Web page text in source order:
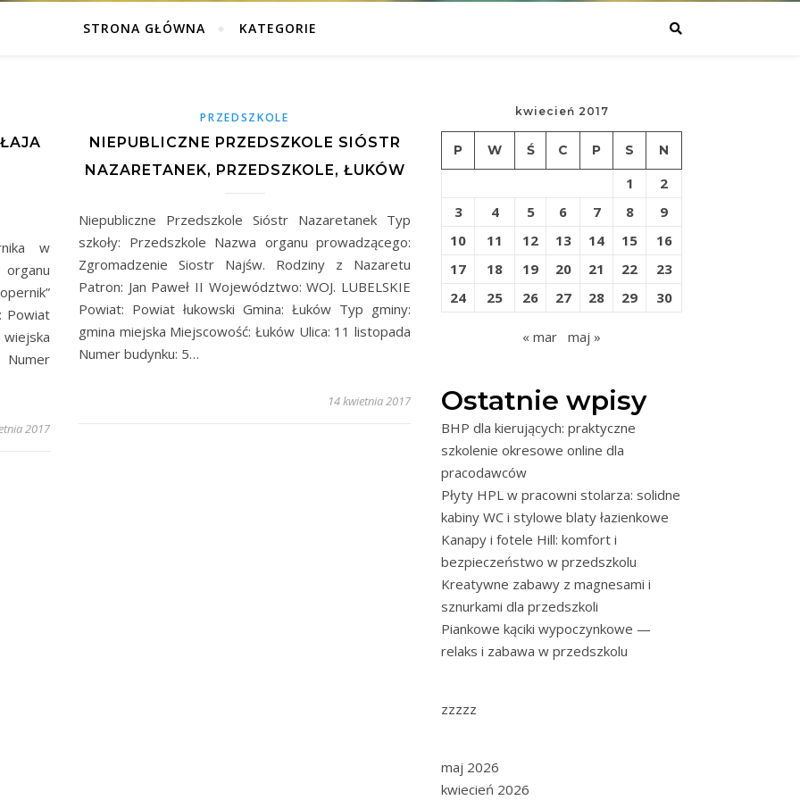
STRONA GŁÓWNA KATEGORIE
w
Powiat
Numer
2017
PRZEDSZKOLE
NIEPUBLICZNE PRZEDSZKOLE SIÓSTR
NAZARETANEK, PRZEDSZKOLE, ŁUKÓW
Niepubliczne Przedszkole Sióstr Nazaretanek Typ
szkoły: Przedszkole Nazwa organu prowadzącego:
Zgromadzenie Siostr Najśw. Rodziny z Nazaretu
Patron: Jan Paweł II Województwo: WOJ. LUBELSKIE
Powiat: Powiat łukowski Gmina: Łuków Typ gminy:
gmina miejska Miejscowość: Łuków Ulica: 11 listopada
Numer budynku: 5…
14 kwietnia 2017
kwiecień 2017
P W Ś C P S N
1
2
3
4 5 6 7 8
9
10
11 12 13 14 15
16
17
18 19 20 21 22
23
24
25 26 27 28 29 30
« mar maj »
Ostatnie wpisy
BHP dla kierujących: praktyczne
szkolenie okresowe online dla
pracodawców
Płyty HPL w pracowni stolarza: solidne
kabiny WC i stylowe blaty łazienkowe
Kanapy i fotele Hill: komfort i
bezpieczeństwo w przedszkolu
Kreatywne zabawy z magnesami i
sznurkami dla przedszkoli
Piankowe kąciki wypoczynkowe —
relaks i zabawa w przedszkolu
zzzzz
maj 2026
kwiecień 2026